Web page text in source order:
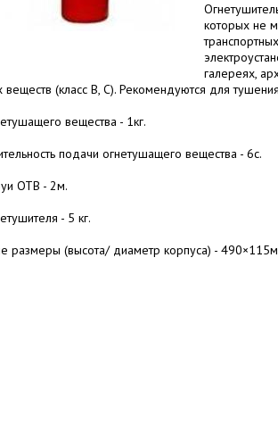
которых не
галереях,
веществ (класс В, С). Рекомендуются для
вещества - 1кг.
подачи огнетушащего вещества - 6с.
ОТВ - 2м.
- 5 кг.
размеры (высота/ диаметр корпуса) -